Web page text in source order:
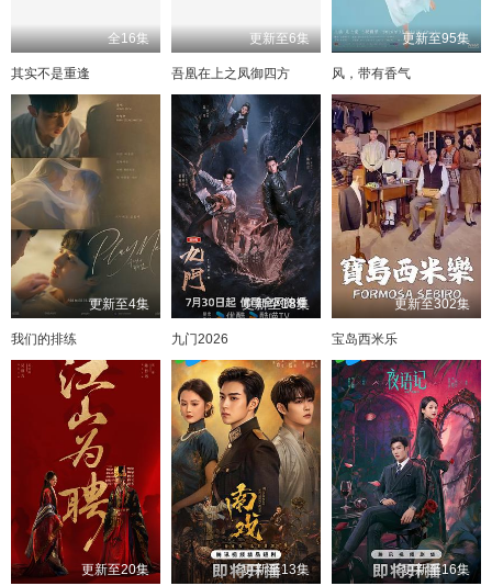
全16集
其实不是重逢
更新至6集
吾凰在上之凤御四方
更新至95集
风，带有香气
更新至4集
我们的排练
更新至18集
九门2026
更新至302集
宝岛西米乐
更新至20集 更新至13集 更新至16集